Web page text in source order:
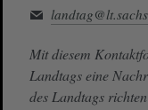
Mit diesem
Landtags eine
des Landtags